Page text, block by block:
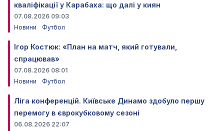
кваліфікації у Карабаха: що далі у киян
07.08.2026 09:03
Новини
Футбол
Ігор Костюк: «План на матч, який готували,
спрацював»
07.08.2026 08:01
Новини
Футбол
Ліга конференцій. Київське Динамо здобуло першу
перемогу в єврокубковому сезоні
06.08.2026 22:07